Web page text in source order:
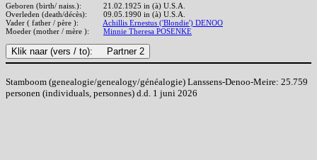
Geboren (birth/ naiss.):
21.02.1925 in (à) U.S.A.
Overleden (death/décès):
09.05.1990 in (à) U.S.A.
Vader ( father / père ):
Achillis Ernestus ('Blondie') DENOO
Moeder (mother / mère ):
Minnie Theresa POSENKE
Stamboom (genealogie/genealogy/généalogie) Lanssens-Denoo-Meire: 25.759
personen (individuals, personnes) d.d. 1 juni 2026